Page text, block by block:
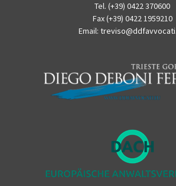
Tel. (+39) 0422 370600
Fax (+39) 0422 1959210
Email: